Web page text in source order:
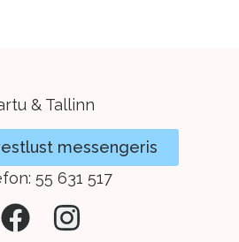
& Tallinn
messengeris
55 631 517